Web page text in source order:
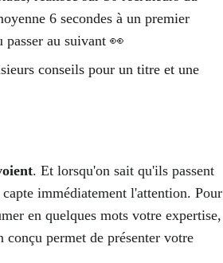
6 secondes à un premier
au suivant 👀
conseils pour un titre et une
. Et lorsqu'on sait qu'ils passent
immédiatement l'attention. Pour
en quelques mots votre expertise,
permet de présenter votre